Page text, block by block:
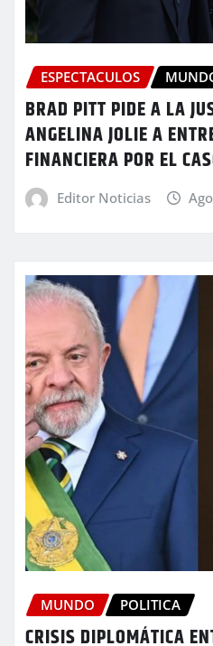
ESPECTACULOS
BRAD PITT PIDE A LA
ANGELINA JOLIE A
FINANCIERA POR EL
Editor Noticias
MUNDO POLITICA
CRISIS DIPLOMÁTICA